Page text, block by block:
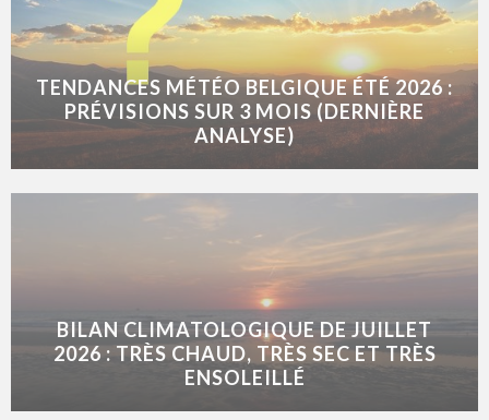
TENDANCES MÉTÉO BELGIQUE ÉTÉ 2026 :
PRÉVISIONS SUR 3 MOIS (DERNIÈRE
ANALYSE)
BILAN CLIMATOLOGIQUE DE JUILLET
2026 : TRÈS CHAUD, TRÈS SEC ET TRÈS
ENSOLEILLÉ